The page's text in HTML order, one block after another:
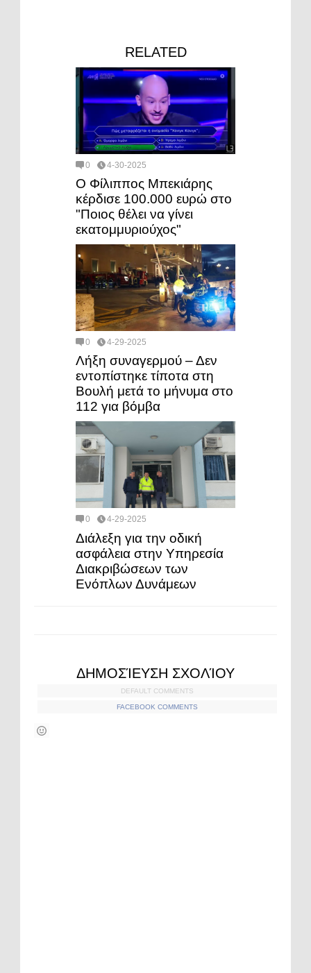
RELATED
0 4-30-2025
Ο Φίλιππος Μπεκιάρης
κέρδισε 100.000 ευρώ στο
"Ποιος θέλει να γίνει
εκατομμυριούχος"
0 4-29-2025
Λήξη συναγερμού – Δεν
εντοπίστηκε τίποτα στη
Βουλή μετά το μήνυμα στο
112 για βόμβα
0 4-29-2025
Διάλεξη για την οδική
ασφάλεια στην Υπηρεσία
Διακριβώσεων των
Ενόπλων Δυνάμεων
ΔΗΜΟΣΊΕΥΣΗ ΣΧΟΛΊΟΥ
DEFAULT COMMENTS
FACEBOOK COMMENTS